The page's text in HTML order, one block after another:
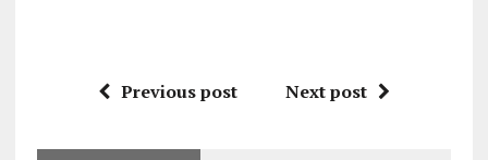
Previous post Next post